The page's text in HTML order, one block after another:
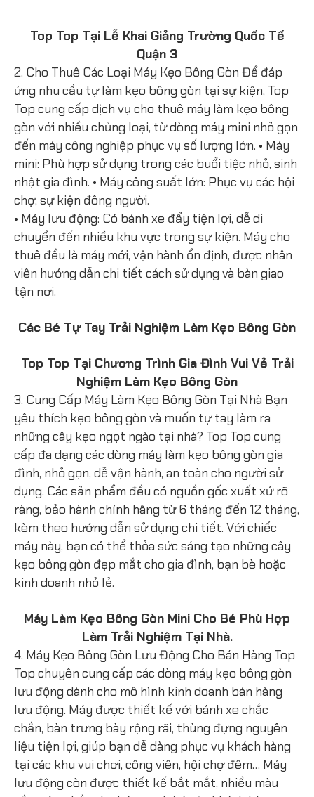
Top Top Tại Lễ Khai Giảng Trường Quốc Tế
Quận 3
2. Cho Thuê Các Loại Máy Kẹo Bông Gòn Để đáp
ứng nhu cầu tự làm kẹo bông gòn tại sự kiện, Top
Top cung cấp dịch vụ cho thuê máy làm kẹo bông
gòn với nhiều chủng loại, từ dòng máy mini nhỏ gọn
đến máy công nghiệp phục vụ số lượng lớn. • Máy
mini: Phù hợp sử dụng trong các buổi tiệc nhỏ, sinh
nhật gia đình. • Máy công suất lớn: Phục vụ các hội
chợ, sự kiện đông người.
• Máy lưu động: Có bánh xe đẩy tiện lợi, dễ di
chuyển đến nhiều khu vực trong sự kiện. Máy cho
thuê đều là máy mới, vận hành ổn định, được nhân
viên hướng dẫn chi tiết cách sử dụng và bàn giao
tận nơi.
Các Bé Tự Tay Trải Nghiệm Làm Kẹo Bông Gòn
Top Top Tại Chương Trình Gia Đình Vui Vẻ Trải
Nghiệm Làm Kẹo Bông Gòn
3. Cung Cấp Máy Làm Kẹo Bông Gòn Tại Nhà Bạn
yêu thích kẹo bông gòn và muốn tự tay làm ra
những cây kẹo ngọt ngào tại nhà? Top Top cung
cấp đa dạng các dòng máy làm kẹo bông gòn gia
đình, nhỏ gọn, dễ vận hành, an toàn cho người sử
dụng. Các sản phẩm đều có nguồn gốc xuất xứ rõ
ràng, bảo hành chính hãng từ 6 tháng đến 12 tháng,
kèm theo hướng dẫn sử dụng chi tiết. Với chiếc
máy này, bạn có thể thỏa sức sáng tạo những cây
kẹo bông gòn đẹp mắt cho gia đình, bạn bè hoặc
kinh doanh nhỏ lẻ.
Máy Làm Kẹo Bông Gòn Mini Cho Bé Phù Hợp
Làm Trải Nghiệm Tại Nhà.
4. Máy Kẹo Bông Gòn Lưu Động Cho Bán Hàng Top
Top chuyên cung cấp các dòng máy kẹo bông gòn
lưu động dành cho mô hình kinh doanh bán hàng
lưu động. Máy được thiết kế với bánh xe chắc
chắn, bàn trưng bày rộng rãi, thùng đựng nguyên
liệu tiện lợi, giúp bạn dễ dàng phục vụ khách hàng
tại các khu vui chơi, công viên, hội chợ đêm… Máy
lưu động còn được thiết kế bắt mắt, nhiều màu